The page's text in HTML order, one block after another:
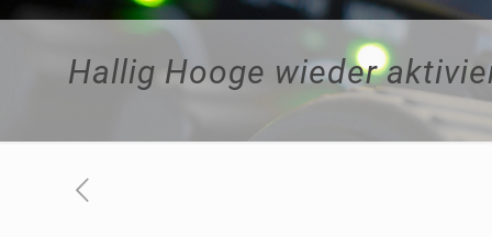
Hallig Hooge wieder